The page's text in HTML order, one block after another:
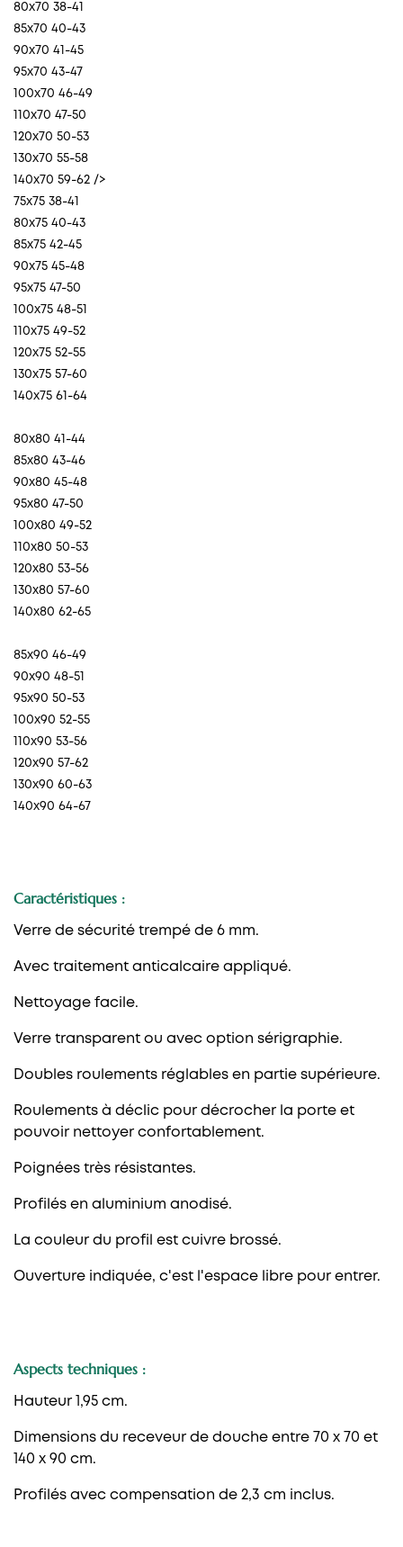
80x70 38-41
85x70 40-43
90x70 41-45
95x70 43-47
100x70 46-49
110x70 47-50
120x70 50-53
130x70 55-58
140x70 59-62 />
75x75 38-41
80x75 40-43
85x75 42-45
90x75 45-48
95x75 47-50
100x75 48-51
110x75 49-52
120x75 52-55
130x75 57-60
140x75 61-64
80x80 41-44
85x80 43-46
90x80 45-48
95x80 47-50
100x80 49-52
110x80 50-53
120x80 53-56
130x80 57-60
140x80 62-65
85x90 46-49
90x90 48-51
95x90 50-53
100x90 52-55
110x90 53-56
120x90 57-62
130x90 60-63
140x90 64-67
Caractéristiques :
Verre de sécurité trempé de 6 mm.
Avec traitement anticalcaire appliqué.
Nettoyage facile.
Verre transparent ou avec option sérigraphie.
Doubles roulements réglables en partie supérieure.
Roulements à déclic pour décrocher la porte et
pouvoir nettoyer confortablement.
Poignées très résistantes.
Profilés en aluminium anodisé.
La couleur du profil est cuivre brossé.
Ouverture indiquée, c'est l'espace libre pour entrer.
Aspects techniques :
Hauteur 1,95 cm.
Dimensions du receveur de douche entre 70 x 70 et
140 x 90 cm.
Profilés avec compensation de 2,3 cm inclus.